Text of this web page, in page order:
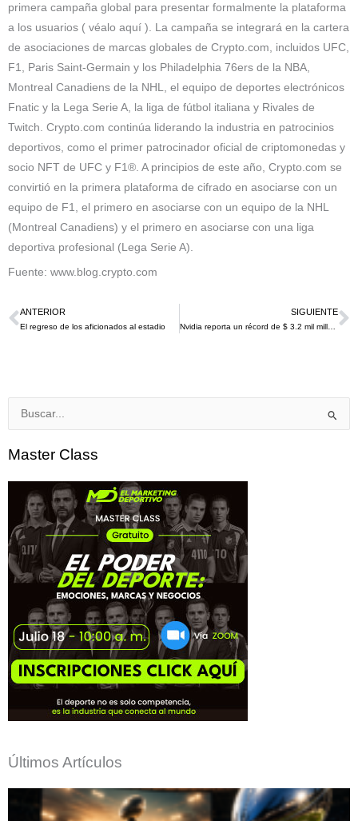
primera campaña global para presentar formalmente la plataforma
a los usuarios ( véalo aquí ). La campaña se integrará en la cartera
de asociaciones de marcas globales de Crypto.com, incluidos UFC,
F1, Paris Saint-Germain y los Philadelphia 76ers de la NBA,
Montreal Canadiens de la NHL, el equipo de deportes electrónicos
Fnatic y la Lega Serie A, la liga de fútbol italiana y Rivales de
Twitch. Crypto.com continúa liderando la industria en patrocinios
deportivos, como el primer patrocinador oficial de criptomonedas y
socio NFT de UFC y F1®. A principios de este año, Crypto.com se
convirtió en la primera plataforma de cifrado en asociarse con un
equipo de F1, el primero en asociarse con un equipo de la NHL
(Montreal Canadiens) y el primero en asociarse con una liga
deportiva profesional (Lega Serie A).
Fuente: www.blog.crypto.com
Ant
ANTERIOR
El regreso de los aficionados al estadio
SIGUIENTE
Nvidia reporta un récord de $ 3.2 mil millones en ventas de videojuegos
Buscar
Master Class
Últimos Artículos